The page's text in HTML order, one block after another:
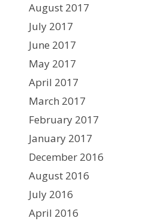
August 2017
July 2017
June 2017
May 2017
April 2017
March 2017
February 2017
January 2017
December 2016
August 2016
July 2016
April 2016